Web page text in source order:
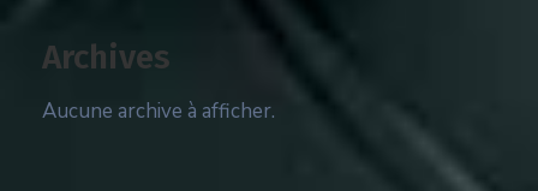
Archives
Aucune archive à afficher.